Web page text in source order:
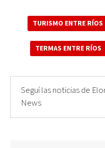
TURISMO ENTRE RÍOS
TERMAS ENTRE RÍOS
Seguí las noticias de
News